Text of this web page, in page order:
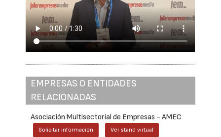
EMPRESAS O ENTIDADES
RELACIONADAS
Asociación Multisectorial de Empresas - AMEC
Solicitar información Ver stand virtual